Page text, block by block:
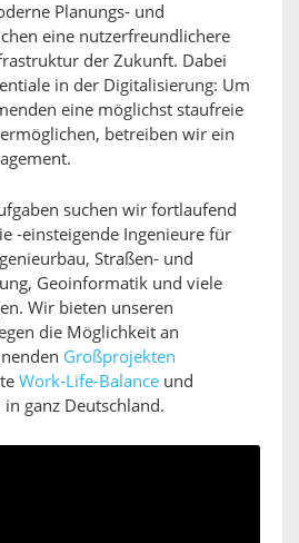
Planungs- und
eine nutzerfreundlichere
der Zukunft. Dabei
in der Digitalisierung: Um
eine möglichst staufreie
betreiben wir ein
suchen wir fortlaufend
-einsteigende Ingenieure für
Straßen- und
Geoinformatik und viele
Wir bieten unseren
die Möglichkeit an
Großprojekten
Work-Life-Balance und
ganz Deutschland.